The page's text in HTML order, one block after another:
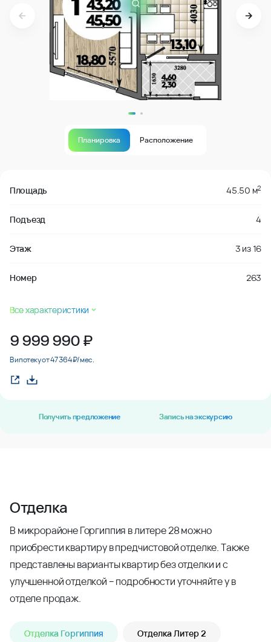
Планировка Расположение
Площадь 45.50 м2
Подъезд 4
Этаж 3 из16
Номер 263
Все характеристики
9 999 990₽
В ипотеку от 47 364 ₽/мес.
Получить предложение Запись на экскурсию
Отделка
В микрорайоне Горгиппия в литере 28 можно
приобрести квартиру в предчистовой отделке. Также
представлены варианты квартир без отделки и с
улучшенной отделкой – подробности уточняйте у в
отделе продаж.
Отделка Горгиппия Отделка Литер 2